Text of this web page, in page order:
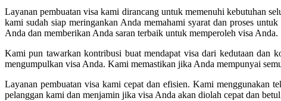
Layanan pembuatan visa kami dirancang untuk memenuhi kebutuhan
kami sudah siap meringankan Anda memahami syarat dan proses
Anda dan memberikan Anda saran terbaik untuk memperoleh visa Anda.
Kami pun tawarkan kontribusi buat mendapat visa dari kedutaan dan
mengumpulkan visa Anda. Kami memastikan jika Anda mempunyai
Layanan pembuatan visa kami cepat dan efisien. Kami menggunakan
pelanggan kami dan menjamin jika visa Anda akan diolah cepat dan